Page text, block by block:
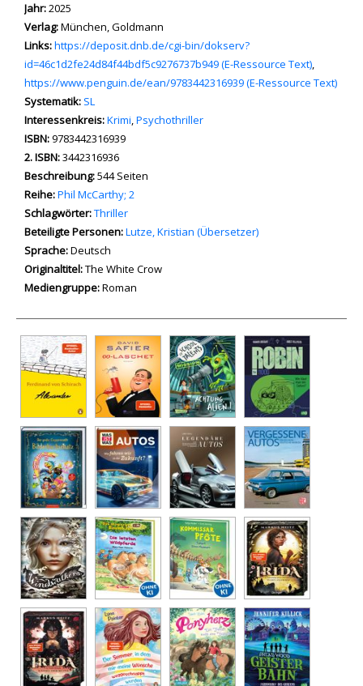
Jahr:2025
Verlag:München, Goldmann
opens in new tab
Links:Diesen Link in neuem Tab öffnen
https://deposit.dnb.de/cgi-bin/dokserv?
id=46c1d2fe24d84f44bdf5c9276737b949 (E-Ressource Text),
https://www.penguin.de/ean/9783442316939 (E-Ressource Text)
Systematik: Suche nach dieser Systematik
SL
Interessenkreis:Suche nach diesem Interessenskreis
Krimi,Psychothriller
ISBN:9783442316939
2. ISBN:3442316936
Beschreibung:544 Seiten
Reihe:Phil McCarthy; 2
Schlagwörter:Thriller
Beteiligte Personen:Suche nach dieser Beteiligten Person
Lutze, Kristian (Übersetzer)
Sprache:Deutsch
Originaltitel:The White Crow
Mediengruppe:Roman